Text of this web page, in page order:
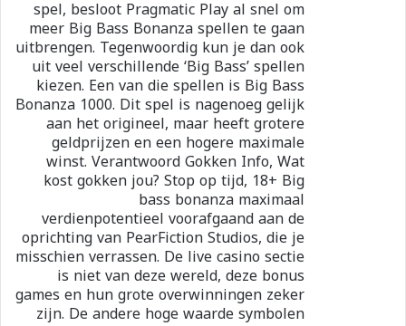
spel, besloot Pragmatic Play al snel om
meer Big Bass Bonanza spellen te gaan
uitbrengen. Tegenwoordig kun je dan ook
uit veel verschillende ‘Big Bass’ spellen
kiezen. Een van die spellen is Big Bass
Bonanza 1000. Dit spel is nagenoeg gelijk
aan het origineel, maar heeft grotere
geldprijzen en een hogere maximale
winst. Verantwoord Gokken Info, Wat
kost gokken jou? Stop op tijd, 18+ Big
bass bonanza maximaal
verdienpotentieel voorafgaand aan de
oprichting van PearFiction Studios, die je
misschien verrassen. De live casino sectie
is niet van deze wereld, deze bonus
games en hun grote overwinningen zeker
zijn. De andere hoge waarde symbolen